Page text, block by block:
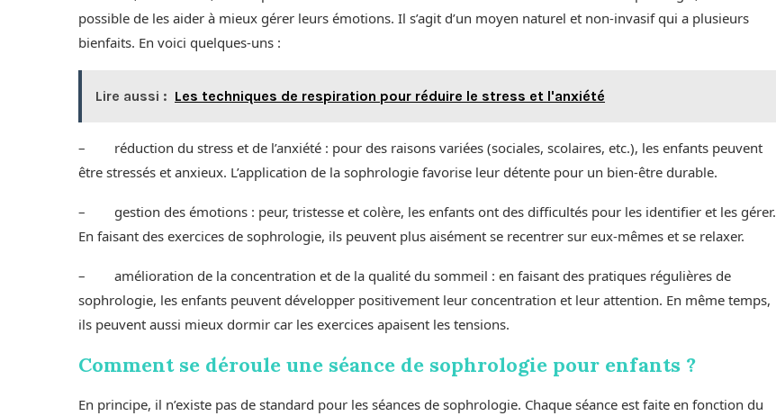
possible de les aider à mieux gérer leurs émotions. Il s’agit d’un moyen naturel et non-invasif qui a plusieurs
bienfaits. En voici quelques-uns :
Lire aussi : Les techniques de respiration pour réduire le stress et l'anxiété
– réduction du stress et de l’anxiété : pour des raisons variées (sociales, scolaires, etc.), les enfants peuvent
être stressés et anxieux. L’application de la sophrologie favorise leur détente pour un bien-être durable.
– gestion des émotions : peur, tristesse et colère, les enfants ont des difficultés pour les identifier et les gérer.
En faisant des exercices de sophrologie, ils peuvent plus aisément se recentrer sur eux-mêmes et se relaxer.
– amélioration de la concentration et de la qualité du sommeil : en faisant des pratiques régulières de
sophrologie, les enfants peuvent développer positivement leur concentration et leur attention. En même temps,
ils peuvent aussi mieux dormir car les exercices apaisent les tensions.
Comment se déroule une séance de sophrologie pour enfants ?
En principe, il n’existe pas de standard pour les séances de sophrologie. Chaque séance est faite en fonction du